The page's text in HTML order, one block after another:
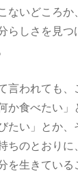
ないどころ
らしさを見
言われても
か食べたい
たい」とか
ちのとおり
を生きている